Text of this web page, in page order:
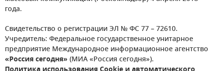
года.
Свидетельство о регистрации ЭЛ № ФС 77 – 72610.
Учредитель: Федеральное государственное унитарное
предприятие Международное информационное агентство
«Россия сегодня» (МИА «Россия сегодня»).